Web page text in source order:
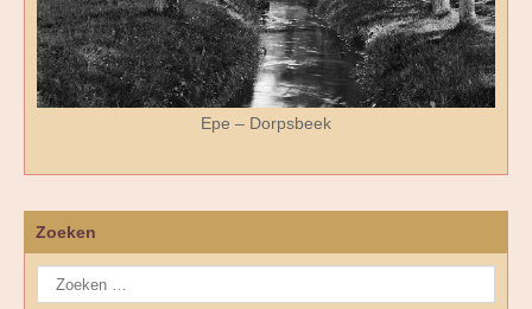
Epe – Dorpsbeek
Zoeken